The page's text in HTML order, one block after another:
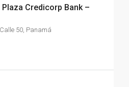
Plaza Credicorp Bank –
50, Panamá